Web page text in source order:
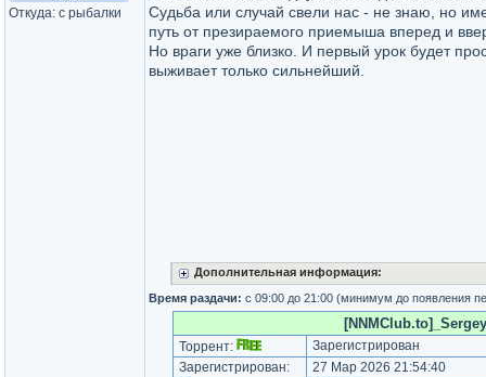
Откуда: с рыбалки
Судьба или случай свели нас - не знаю, но
путь от презираемого приемыша вперед и
Но враги уже близко. И первый урок будет
выживает только сильнейший.
Дополнительная информация:
Время раздачи: с 09:00 до 21:00 (минимум до появления
Торрент:
Зарегистрирован
Зарегистрирован:
27 Мар 2026 21:54:40